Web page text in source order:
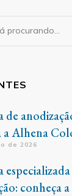
de
a Alhena
de 2026
conheça